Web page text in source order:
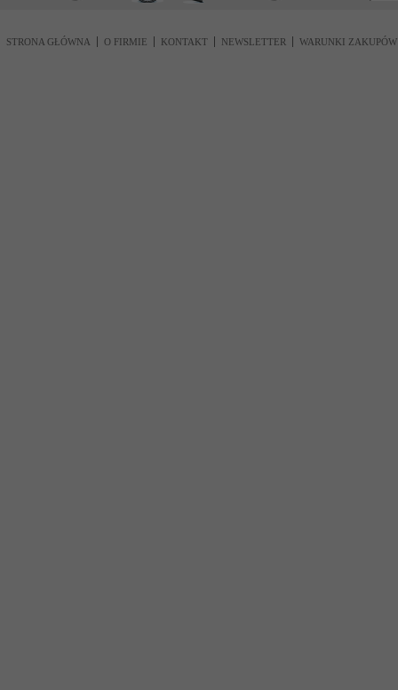
STRONA GŁÓWNA O FIRMIE KONTAKT NEWSLETTER WARUNKI ZAKUPÓW